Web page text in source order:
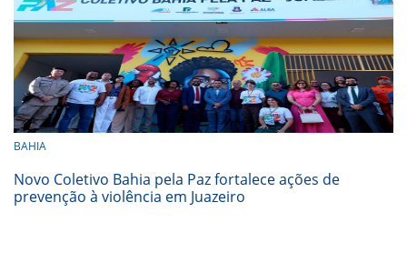
BAHIA
Novo Coletivo Bahia pela Paz fortalece ações de
prevenção à violência em Juazeiro